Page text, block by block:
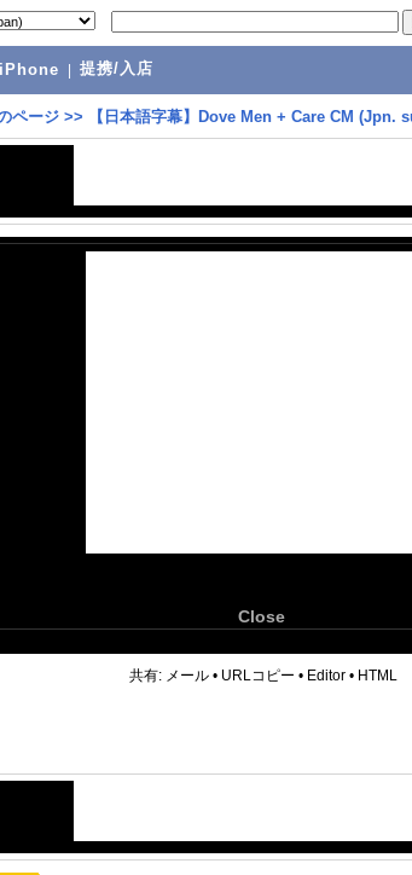
iPhone 提携/入店
ページ >> 【日本語字幕】Dove Men + Care CM (Jpn.
Close
共有: メール • URLコピー • Editor • HTML